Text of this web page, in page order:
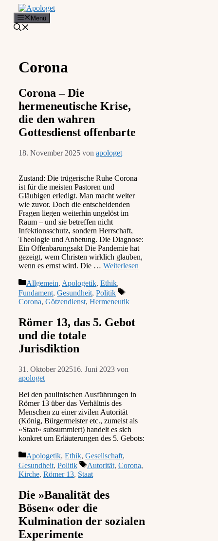
Inhalt
springen
Menü
Corona
Corona – Die
hermeneutische Krise,
die den wahren
Gottesdienst offenbarte
18. November 2025 von apologet
Zustand: Die trügerische Ruhe Corona
ist für die meisten Pastoren und
Gläubigen erledigt. Man macht weiter
wie zuvor. Doch die entscheidenden
Fragen liegen weiterhin ungelöst im
Raum – und sie betreffen nicht
Infektionsschutz, sondern Herrschaft,
Theologie und Anbetung. Die Diagnose:
Ein Offenbarungsakt Die Pandemie hat
gezeigt, wem Christen wirklich glauben,
wenn es ernst wird. Die … Weiterlesen
Kategorien
Allgemein, Apologetik, Ethik,
Fundament, Gesundheit, Politik
Schlagwörter
Corona, Götzendienst, Hermeneutik
Römer 13, das 5. Gebot
und die totale
Jurisdiktion
31. Oktober 202516. Juni 2023 von
apologet
Bei den paulinischen Ausführungen in
Römer 13 über das Verhältnis des
Menschen zu einer zivilen Autorität
(König, Bürgermeister etc., zumeist als
»Staat« subsummiert) handelt es sich
konkret um Erläuterungen des 5. Gebots:
Kategorien
Apologetik, Ethik, Gesellschaft,
Gesundheit, Politik Schlagwörter
Autorität, Corona,
Kirche, Römer 13, Staat
Die »Banalität des
Bösen« oder die
Kulmination der sozialen
Experimente